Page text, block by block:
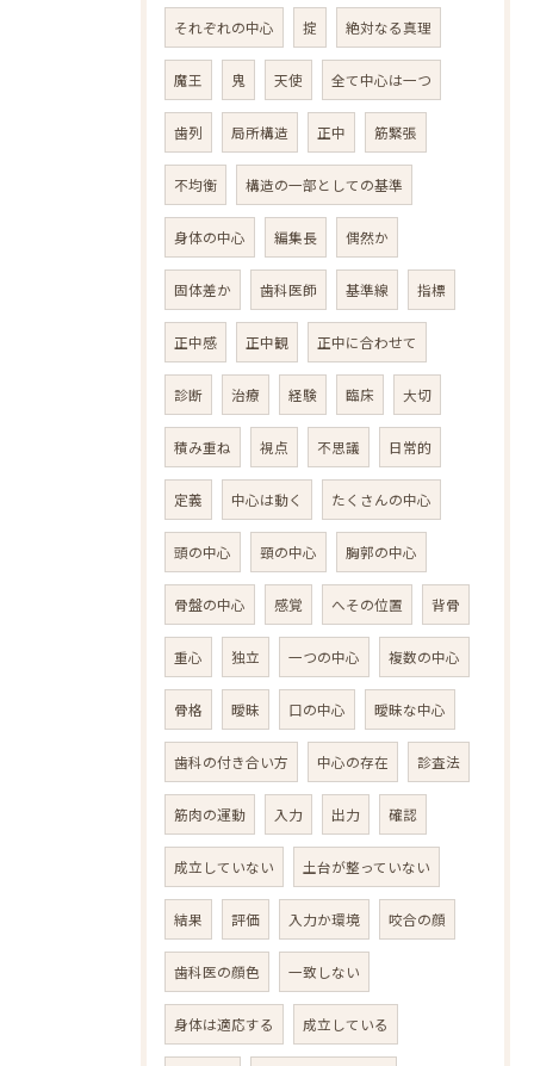
それぞれの中心 掟 絶対なる真理
魔王 鬼 天使 全て中心は一つ
歯列 局所構造 正中 筋緊張
不均衡 構造の一部としての基準
身体の中心 編集長 偶然か
固体差か 歯科医師 基準線 指標
正中感 正中観 正中に合わせて
診断 治療 経験 臨床 大切
積み重ね 視点 不思議 日常的
定義 中心は動く たくさんの中心
頭の中心 頸の中心 胸郭の中心
骨盤の中心 感覚 へその位置 背骨
重心 独立 一つの中心 複数の中心
骨格 曖昧 口の中心 曖昧な中心
歯科の付き合い方 中心の存在 診査法
筋肉の運動 入力 出力 確認
成立していない 土台が整っていない
結果 評価 入力か環境 咬合の顔
歯科医の顔色 一致しない
身体は適応する 成立している